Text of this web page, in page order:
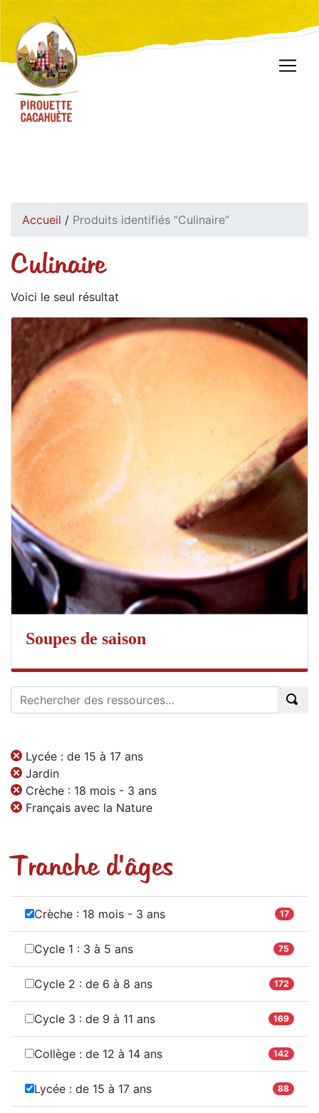
Accueil / Produits identifiés “Culinaire”
Culinaire
Voici le seul résultat
Soupes de saison
Lycée : de 15 à 17 ans
Jardin
Crèche : 18 mois - 3 ans
Français avec la Nature
Tranche d'âges
Crèche : 18 mois - 3 ans 17
Cycle 1 : 3 à 5 ans 75
Cycle 2 : de 6 à 8 ans 172
Cycle 3 : de 9 à 11 ans 169
Collège : de 12 à 14 ans 142
Lycée : de 15 à 17 ans 88